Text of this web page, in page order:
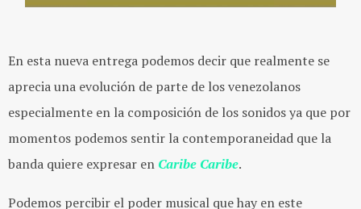
En esta nueva entrega podemos decir que realmente se
aprecia una evolución de parte de los venezolanos
especialmente en la composición de los sonidos ya que por
momentos podemos sentir la contemporaneidad que la
banda quiere expresar en Caribe Caribe.
Podemos percibir el poder musical que hay en este